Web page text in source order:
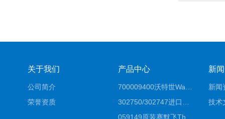
关于我们
公司简介
荣誉资质
产品中心 新
新闻
技术